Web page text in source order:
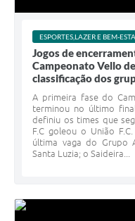
ESPORTES,LAZER E BEM-
Jogos de
Campeonato Vello
classificação dos
A primeira fase do
terminou no último
definiu os times que
F.C goleou o União
última vaga do Grupo
Santa Luzia; o Saideira...